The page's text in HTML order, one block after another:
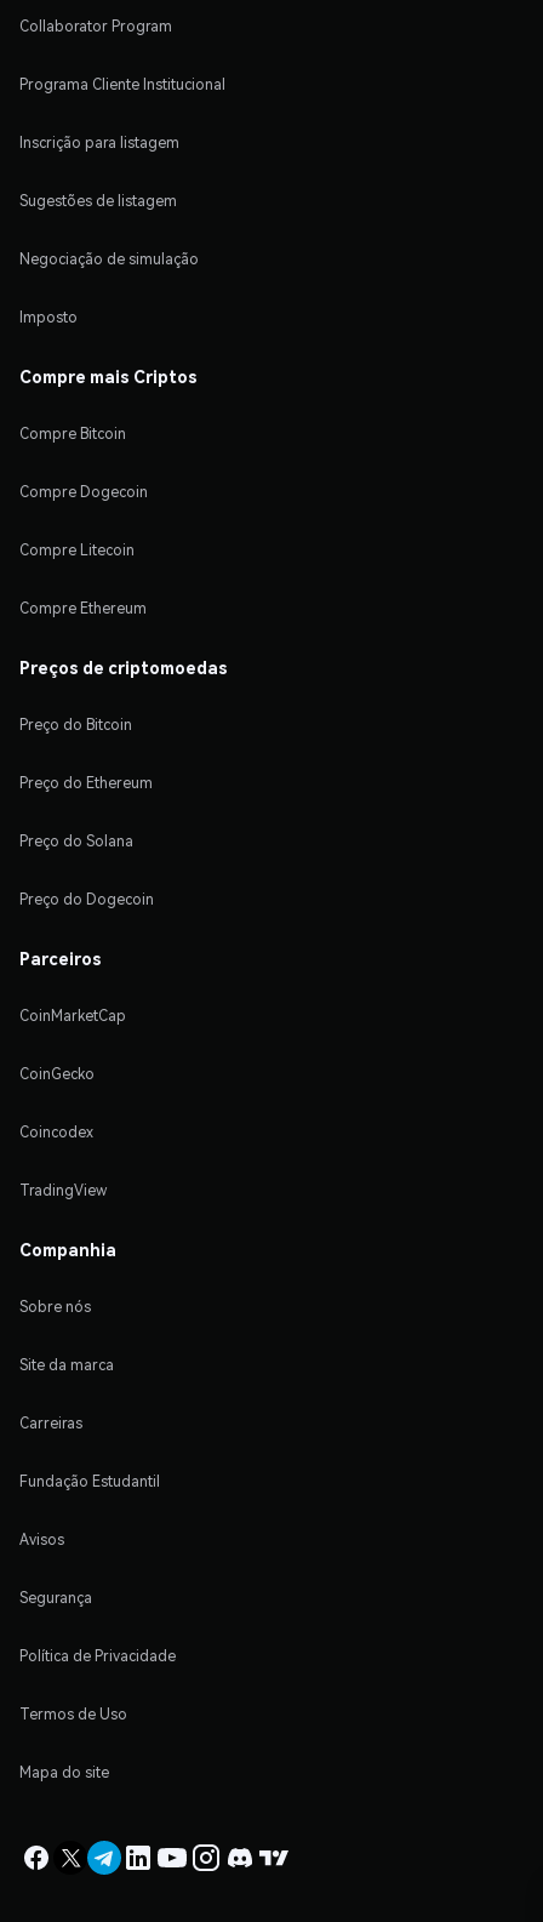
Collaborator Program
Programa Cliente Institucional
Inscrição para listagem
Sugestões de listagem
Negociação de simulação
Imposto
Compre mais Criptos
Compre Bitcoin
Compre Dogecoin
Compre Litecoin
Compre Ethereum
Preços de criptomoedas
Preço do Bitcoin
Preço do Ethereum
Preço do Solana
Preço do Dogecoin
Parceiros
CoinMarketCap
CoinGecko
Coincodex
TradingView
Companhia
Sobre nós
Site da marca
Carreiras
Fundação Estudantil
Avisos
Segurança
Política de Privacidade
Termos de Uso
Mapa do site